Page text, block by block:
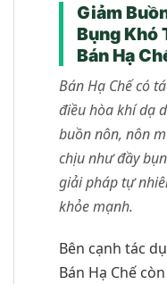
Giảm
Bụng Khó
Bán Hạ
Bán Hạ Chế có
điều hòa khí dạ
buồn nôn, nôn
chịu như đầy
giải pháp tự
khỏe mạnh.
Bên cạnh tác
Bán Hạ Chế